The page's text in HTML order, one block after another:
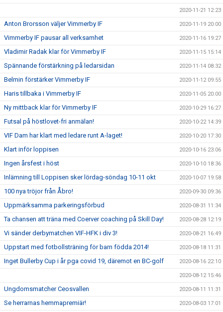
2020-11-21 12:23
Anton Brorsson väljer Vimmerby IF 2020-11-19 20:00
Vimmerby IF pausar all verksamhet 2020-11-16 19:27
Vladimir Radak klar för Vimmerby IF 2020-11-15 15:14
Spännande förstärkning på ledarsidan 2020-11-14 08:32
Belmin förstärker Vimmerby IF 2020-11-12 09:55
Haris tillbaka i Vimmerby IF 2020-11-05 20:00
Ny mittback klar för Vimmerby IF 2020-10-29 16:27
Futsal på höstlovet-fri anmälan! 2020-10-22 14:39
VIF Dam har klart med ledare runt A-laget! 2020-10-20 17:30
Klart inför loppisen 2020-10-16 23:06
Ingen årsfest i höst 2020-10-10 18:36
Inlämning till Loppisen sker lördag-söndag 10-11 okt 2020-10-07 19:58
100 nya tröjor från Åbro! 2020-09-30 09:36
Uppmärksamma parkeringsförbud 2020-08-31 11:34
Ta chansen att träna med Coerver coaching på Skill Day! 2020-08-28 12:19
Vi sänder derbymatchen VIF-HFK i div 3! 2020-08-21 16:49
Uppstart med fotbollsträning för barn födda 2014! 2020-08-18 11:31
Inget Bullerby Cup i år pga covid 19, däremot en BC-golf 2020-08-16 22:10
2020-08-12 15:46
Ungdomsmatcher Ceosvallen 2020-08-11 11:31
Se herrarnas hemmapremiär! 2020-08-03 17:01